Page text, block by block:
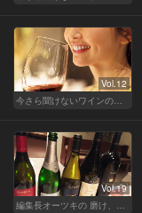
Vol.12
今さら聞けないワインの基礎知識
Vol.19
編集長オーツキの 磨け、バカ舌！ 学べ、オトナの遊び